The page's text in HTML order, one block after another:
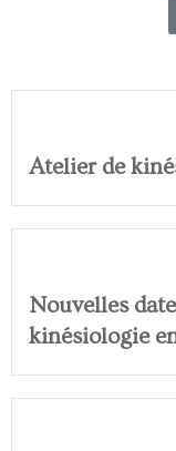
Atelier de
Nouvelles
kinésiologie